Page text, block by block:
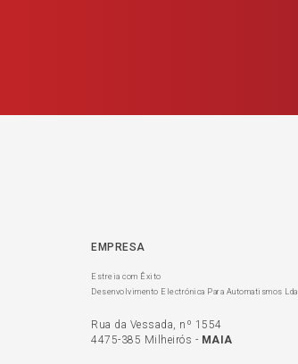
EMPRESA
Estreia com Êxito
Desenvolvimento Electrónica Para Automatismos Lda
Rua da Vessada, nº 1554
4475-385 Milheirós - MAIA